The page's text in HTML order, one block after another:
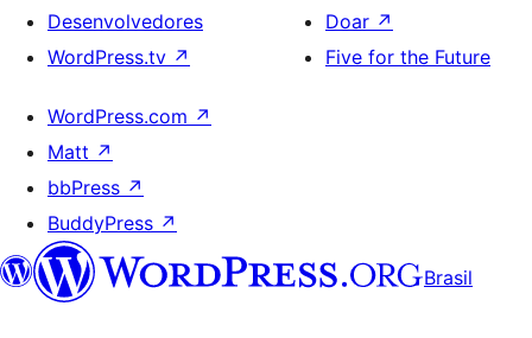
Desenvolvedores
WordPress.tv ↗
Doar ↗
Five for the Future
WordPress.com ↗
Matt ↗
bbPress ↗
BuddyPress ↗
Brasil